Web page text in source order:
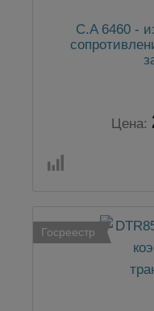
C.A 6460 -
Цена:
Госреестр